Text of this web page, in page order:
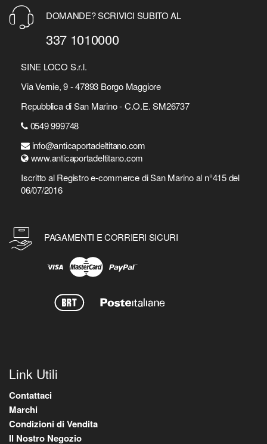
DOMANDE? SCRIVICI SUBITO AL
337 1010000
SINE LOCO S.r.l.
Via Vernie, 9 - 47893 Borgo Maggiore
Repubblica di San Marino - C.O.E. SM26737
0549 999748
info@anticaportadeltitano.com
www.anticaportadeltitano.com
Iscritto al Registro e-commerce di San Marino al n°415 del
06/07/2016
PAGAMENTI E CORRIERI SICURI
Link Utili
Contattaci
Marchi
Condizioni di Vendita
Il Nostro Negozio